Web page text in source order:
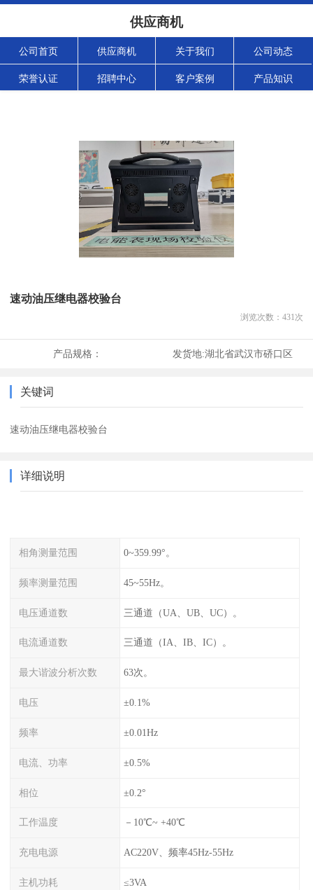
供应商机
公司首页 供应商机 关于我们 公司动态
荣誉认证 招聘中心 客户案例 产品知识
速动油压继电器校验台
浏览次数： 431次
产品规格： 发货地:湖北省武汉市硚口区
关键词
速动油压继电器校验台
详细说明
相角测量范围 0~359.99°。
频率测量范围 45~55Hz。
电压通道数 三通道（UA、UB、UC）。
电流通道数 三通道（IA、IB、IC）。
最大谐波分析次数 63次。
电压 ±0.1%
频率 ±0.01Hz
电流、功率 ±0.5%
相位 ±0.2°
工作温度 －10℃~ +40℃
充电电源 AC220V、频率45Hz-55Hz
主机功耗 ≤3VA